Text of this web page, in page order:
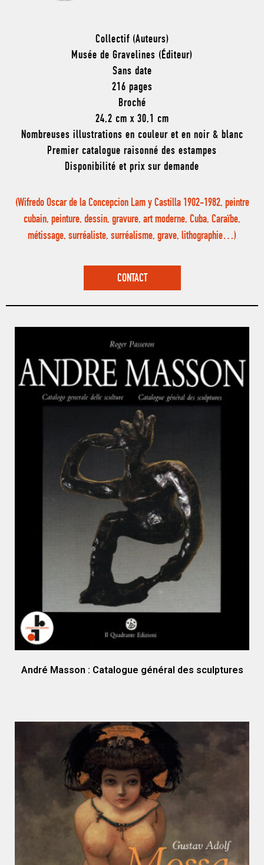
Collectif (Auteurs)
Musée de Gravelines (Éditeur)
Sans date
216 pages
Broché
24,2 cm x 30,1 cm
Nombreuses illustrations en couleur et en noir & blanc
Premier catalogue raisonné des estampes
Disponibilité et prix sur demande
(Wifredo Oscar de la Concepcion Lam y Castilla 1902-1982, peintre
cubain, peinture, dessin, gravure, art moderne, Cuba, Caraïbe,
métissage, surréaliste, surréalisme, grave, lithographie…)
CONTACT
André Masson : Catalogue général des sculptures